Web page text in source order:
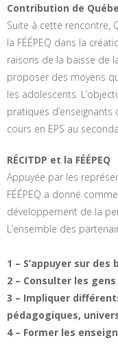
Contribution de
Suite à cette rencontre,
la FÉÉPEQ dans la
raisons de la baisse de
proposer des moyens
les adolescents.
pratiques
cours en EPS au
RÉCITDP et la FÉÉPEQ
Appuyée par les
FÉÉPEQ a donné
développement de la
L’ensemble des
1 – S’appuyer sur
2 – Consulter les
3 – Impliquer
pédagogiques,
4 – Former les